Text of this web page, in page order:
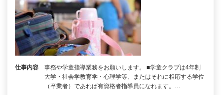
仕事内容
事務や学童指導業務をお願いします。 ■学童クラブは4年制
大学・社会学教育学・心理学等、またはそれに相応する学位
（卒業者）であれば有資格者指導員になれます。…